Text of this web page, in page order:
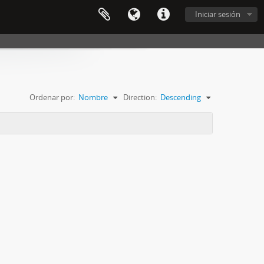
Iniciar sesión
Ordenar por: Nombre Direction: Descending